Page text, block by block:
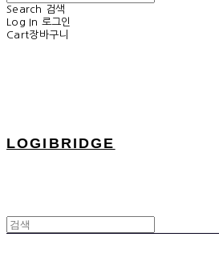
Search
검색
Log In 로그인
Cart장바구니
LOGIBRIDGE